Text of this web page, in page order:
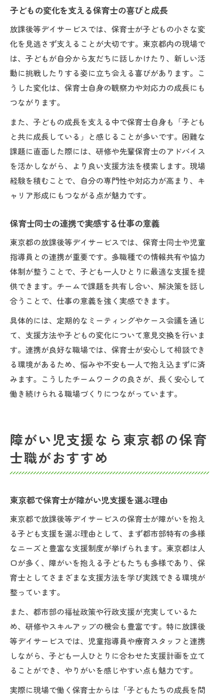
子どもの変化を支える保育士の喜びと成長
放課後等デイサービスでは、保育士が子どもの小さな変
化を見逃さず支えることが大切です。東京都内の現場で
は、子どもが自分から友だちに話しかけたり、新しい活
動に挑戦したりする姿に立ち会える喜びがあります。こ
うした変化は、保育士自身の観察力や対応力の成長にも
つながります。
また、子どもの成長を支える中で保育士自身も「子ども
と共に成長している」と感じることが多いです。困難な
課題に直面した際には、研修や先輩保育士のアドバイス
を活かしながら、より良い支援方法を模索します。現場
経験を積むことで、自分の専門性や対応力が高まり、キ
ャリア形成にもつながる点が魅力です。
保育士同士の連携で実感する仕事の意義
東京都の放課後等デイサービスでは、保育士同士や児童
指導員との連携が重要です。多職種での情報共有や協力
体制が整うことで、子ども一人ひとりに最適な支援を提
供できます。チームで課題を共有し合い、解決策を話し
合うことで、仕事の意義を強く実感できます。
具体的には、定期的なミーティングやケース会議を通じ
て、支援方法や子どもの変化について意見交換を行いま
す。連携が良好な職場では、保育士が安心して相談でき
る環境があるため、悩みや不安も一人で抱え込まずに済
みます。こうしたチームワークの良さが、長く安心して
働き続けられる職場づくりにつながっています。
障がい児支援なら東京都の保育
士職がおすすめ
東京都で保育士が障がい児支援を選ぶ理由
東京都で放課後等デイサービスの保育士が障がいを抱え
る子ども支援を選ぶ理由として、まず都市部特有の多様
なニーズと豊富な支援制度が挙げられます。東京都は人
口が多く、障がいを抱える子どもたちも多様であり、保
育士としてさまざまな支援方法を学び実践できる環境が
整っています。
また、都市部の福祉政策や行政支援が充実しているた
め、研修やスキルアップの機会も豊富です。特に放課後
等デイサービスでは、児童指導員や療育スタッフと連携
しながら、子ども一人ひとりに合わせた支援計画を立て
ることができ、やりがいを感じやすい点も魅力です。
実際に現場で働く保育士からは「子どもたちの成長を間